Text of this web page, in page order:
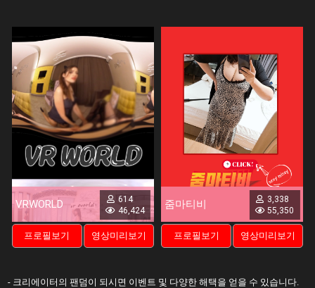
VRWORLD
614
46,424
프로필보기 영상미리보기
줌마티비
3,338
55,350
프로필보기 영상미리보기
- 크리에이터의 팬덤이 되시면 이벤트 및 다양한 해택을 얻을 수 있습니다.